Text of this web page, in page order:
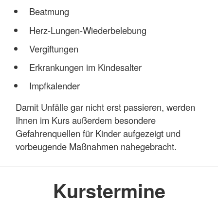
Beatmung
Herz-Lungen-Wiederbelebung
Vergiftungen
Erkrankungen im Kindesalter
Impfkalender
Damit Unfälle gar nicht erst passieren, werden
Ihnen im Kurs außerdem besondere
Gefahrenquellen für Kinder aufgezeigt und
vorbeugende Maßnahmen nahegebracht.
Kurstermine